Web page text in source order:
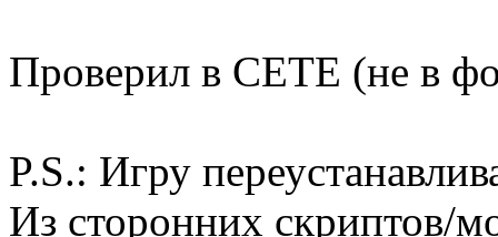
Проверил в СЕТЕ (не в
P.S.: Игру
Из сторонних скриптов/